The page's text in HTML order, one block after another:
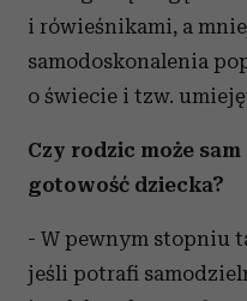
korzystasz z naszej
społecznościowym,
Partnerzy mogą
korzystania z ich usług.
i rówieśnikami, a
samodoskonalenia
o świecie i tzw.
Czy rodzic może
gotowość dziecka?
- W pewnym stopniu
jeśli potrafi